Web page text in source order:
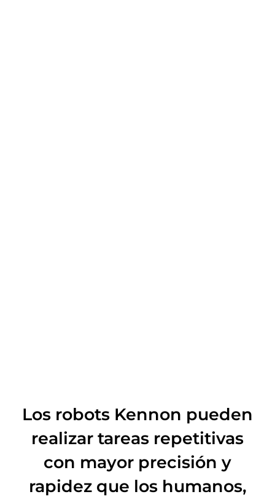
Los robots Kennon pueden
realizar tareas repetitivas
con mayor precisión y
rapidez que los humanos,